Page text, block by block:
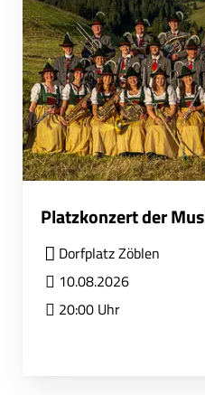
Platzkonzert der
Dorfplatz Zöblen
10.08.2026
20:00 Uhr